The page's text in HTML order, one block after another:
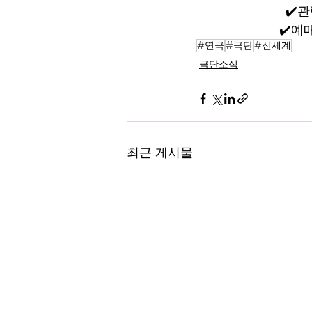
✔️관
✔️예
#연극#극단#신세계
극단소식
최근 게시물